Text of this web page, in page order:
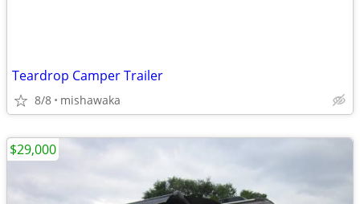
Teardrop Camper Trailer
8/8 mishawaka
$29,000